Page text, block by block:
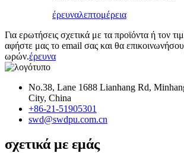
έρευναλεπτομέρεια
Για ερωτήσεις σχετικά με τα προϊόντα ή τον
αφήστε μας το email σας και θα
ωρών.έρευνα
No.38, Lane 1688 Lianhang Rd,
City, China
+86-21-51905301
swd@swdpu.com.cn
σχετικά με εμάς